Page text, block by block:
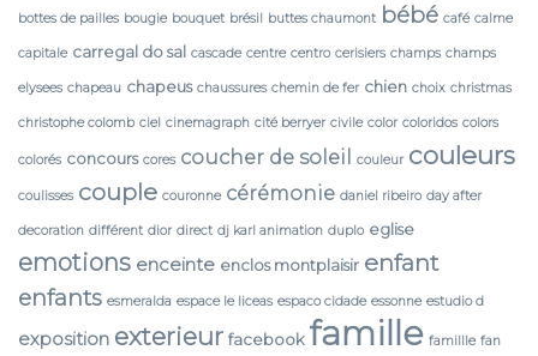
bottes de pailles bougie bouquet brésil buttes chaumont bébé café calme
capitale carregal do sal cascade centre centro cerisiers champs champs
elysees chapeau chapeus chaussures chemin de fer chien choix christmas
christophe colomb ciel cinemagraph cité berryer civile color coloridos colors
colorés concours cores coucher de soleil couleur couleurs
coulisses couple couronne cérémonie daniel ribeiro day after
decoration différent dior direct dj karl animation duplo eglise
emotions enceinte enclos montplaisir enfant
enfants esmeralda espace le liceas espaco cidade essonne estudio d
exposition exterieur facebook famille famillle fan